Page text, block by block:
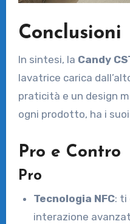
Conclusioni
In sintesi, la Candy
lavatrice carica
praticità e un design
ogni prodotto, ha i
Pro e Contro
Pro
Tecnologia NFC: ti
interazione